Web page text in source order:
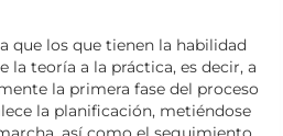
que los que tienen la habilidad
la teoría a la práctica, es decir, a
la primera fase del proceso
la planificación, metiéndose